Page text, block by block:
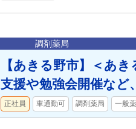
調剤薬局
【あきる野市】＜あ
支援や勉強会開催な
正社員 車通勤可 調剤薬局 一般